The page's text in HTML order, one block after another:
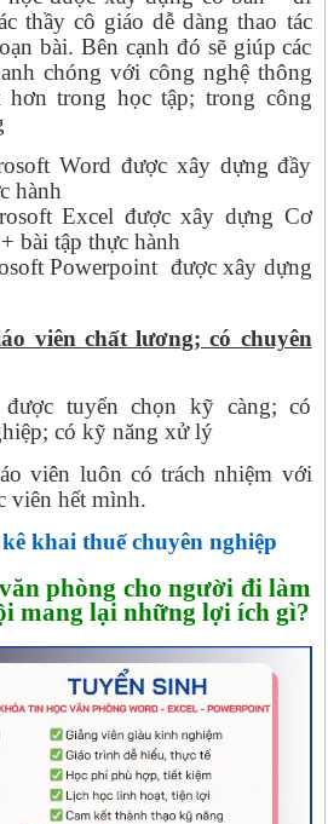
thầy cô giáo dễ dàng thao tác
bài. Bên cạnh đó sẽ giúp các
chóng với công nghệ thông
trong học tập; trong công
Word được xây dựng đầy
hành
Excel được xây dựng Cơ
bài tập thực hành
Powerpoint được xây dựng
viên chất lương; có chuyên
tuyển chọn kỹ càng; có
có kỹ năng xử lý
viên luôn có trách nhiệm với
viên hết mình.
khai thuế chuyên nghiệp
phòng cho người đi làm
mang lại những lợi ích gì?